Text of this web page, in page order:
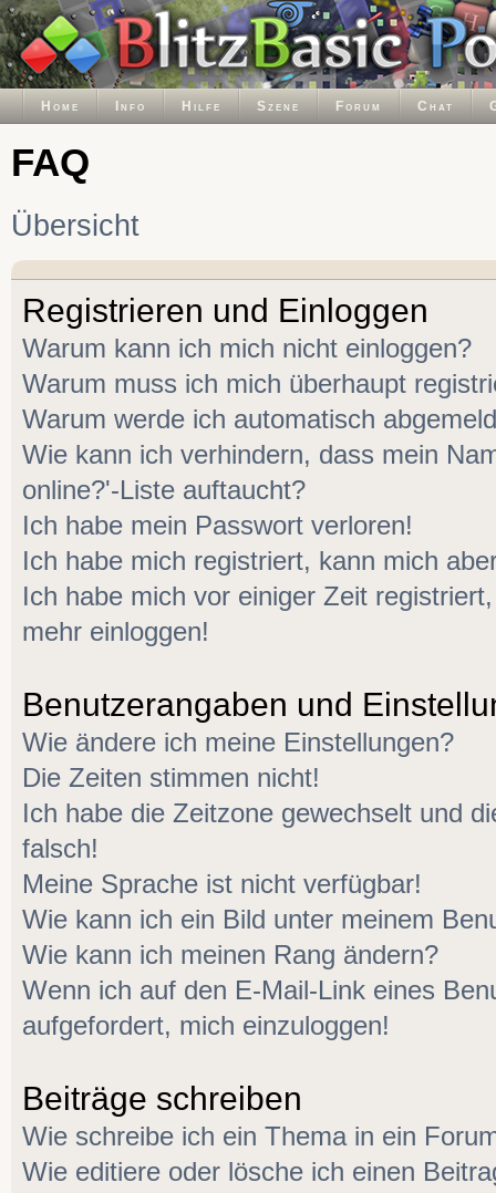
Home Info Hilfe Szene Forum Chat
FAQ
Übersicht
Registrieren und Einloggen
Warum kann ich mich nicht einloggen?
Warum muss ich mich überhaupt
Warum werde ich automatisch
Wie kann ich verhindern, dass mein
online?'-Liste auftaucht?
Ich habe mein Passwort verloren!
Ich habe mich registriert, kann mich
Ich habe mich vor einiger Zeit
mehr einloggen!
Benutzerangaben und
Wie ändere ich meine Einstellungen?
Die Zeiten stimmen nicht!
Ich habe die Zeitzone gewechselt und
falsch!
Meine Sprache ist nicht verfügbar!
Wie kann ich ein Bild unter meinem
Wie kann ich meinen Rang ändern?
Wenn ich auf den E-Mail-Link eines
aufgefordert, mich einzuloggen!
Beiträge schreiben
Wie schreibe ich ein Thema in ein
Wie editiere oder lösche ich einen